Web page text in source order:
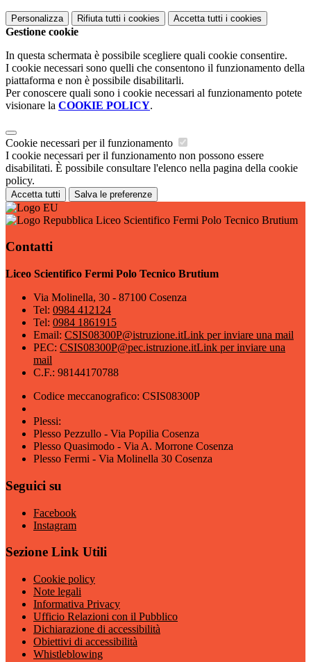
Personalizza Rifiuta tutti i cookies Accetta tutti i cookies
Gestione cookie
In questa schermata è possibile scegliere quali cookie consentire.
I cookie necessari sono quelli che consentono il funzionamento della
piattaforma e non è possibile disabilitarli.
Per conoscere quali sono i cookie necessari al funzionamento potete
visionare la COOKIE POLICY.
Cookie necessari per il funzionamento
I cookie necessari per il funzionamento non possono essere
disabilitati. È possibile consultare l'elenco nella pagina della cookie
policy.
Accetta tutti Salva le preferenze
Liceo Scientifico Fermi Polo Tecnico Brutium
Contatti
Liceo Scientifico Fermi Polo Tecnico Brutium
Via Molinella, 30 - 87100 Cosenza
Tel: 0984 412124
Tel: 0984 1861915
Email: CSIS08300P@istruzione.itLink per inviare una mail
PEC: CSIS08300P@pec.istruzione.itLink per inviare una
mail
C.F.: 98144170788
Codice meccanografico: CSIS08300P
Plessi:
Plesso Pezzullo - Via Popilia Cosenza
Plesso Quasimodo - Via A. Morrone Cosenza
Plesso Fermi - Via Molinella 30 Cosenza
Seguici su
Facebook
Instagram
Sezione Link Utili
Cookie policy
Note legali
Informativa Privacy
Ufficio Relazioni con il Pubblico
Dichiarazione di accessibilità
Obiettivi di accessibilità
Whistleblowing